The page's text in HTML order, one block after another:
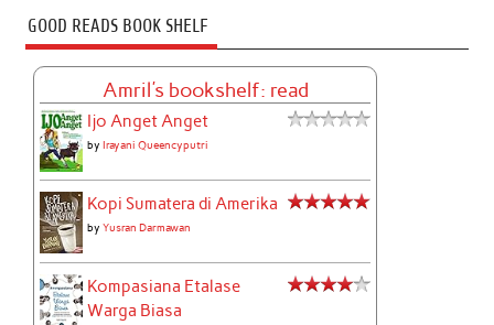
GOOD READS BOOK SHELF
Amril's bookshelf: read
Ijo Anget Anget
byIrayani Queencyputri
Kopi Sumatera di Amerika
byYusran Darmawan
Kompasiana Etalase
Warga Biasa